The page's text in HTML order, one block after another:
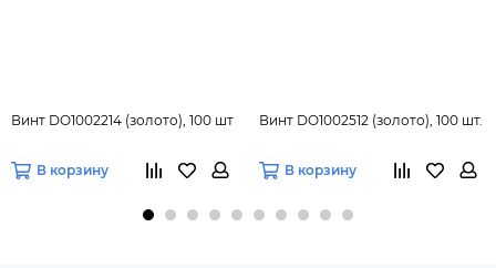
Винт DO1002214 (золото), 100 шт
В корзину
Винт DO1002512 (золото), 100 шт.
В корзину